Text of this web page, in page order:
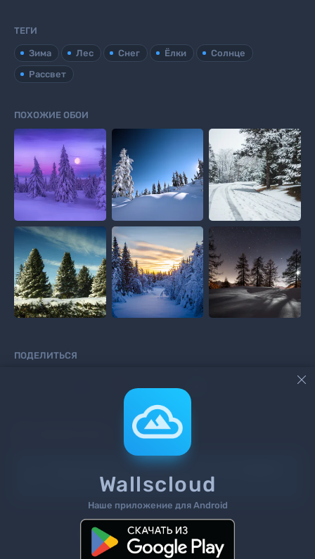
ТЕГИ
Зима Лес Снег Ёлки
Солнце
Рассвет
ПОХОЖИЕ ОБОИ
ПОДЕЛИТЬСЯ
на сайт илизарегистрируйтесь
Поиск Теги Контакты

Wallscloud
Наше приложение для Android